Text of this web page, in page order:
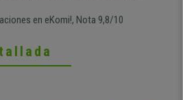
en eKomi!, Nota 9,8/10